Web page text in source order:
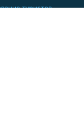
туристов